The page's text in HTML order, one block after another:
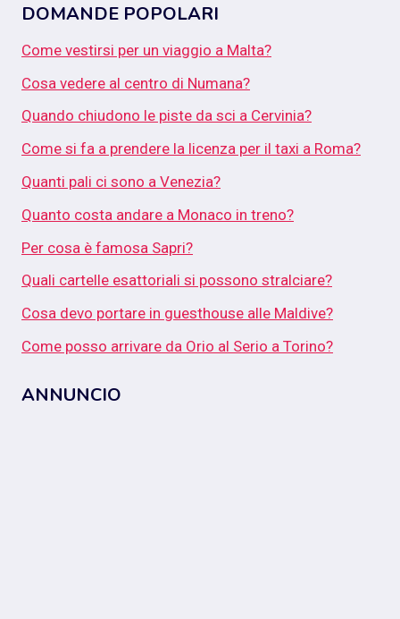
DOMANDE POPOLARI
Come vestirsi per un viaggio a Malta?
Cosa vedere al centro di Numana?
Quando chiudono le piste da sci a Cervinia?
Come si fa a prendere la licenza per il taxi a Roma?
Quanti pali ci sono a Venezia?
Quanto costa andare a Monaco in treno?
Per cosa è famosa Sapri?
Quali cartelle esattoriali si possono stralciare?
Cosa devo portare in guesthouse alle Maldive?
Come posso arrivare da Orio al Serio a Torino?
ANNUNCIO